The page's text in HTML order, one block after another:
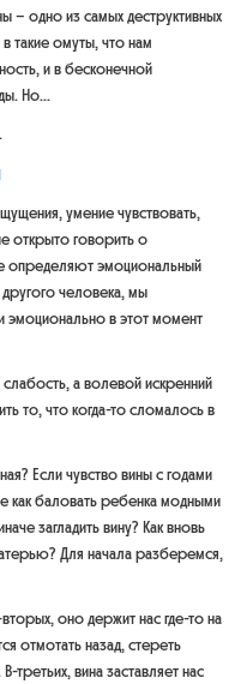
– одно из самых деструктивных
такие омуты, что нам
и в бесконечной
Но...
умение чувствовать,
открыто говорить о
определяют эмоциональный
человека, мы
эмоционально в этот момент
а волевой искренний
то, что когда-то сломалось в
Если чувство вины с годами
как баловать ребенка модными
загладить вину? Как вновь
Для начала разберемся,
оно держит нас где-то на
отмотать назад, стереть
третьих, вина заставляет нас